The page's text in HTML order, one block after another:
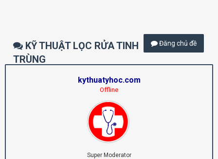
Đăng chủ đề
KỸ THUẬT LỌC RỬA TINH
TRÙNG
kythuatyhoc.com
Offline
Super Moderator